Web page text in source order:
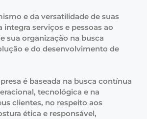
e da versatilidade de suas
integra serviços e pessoas ao
sua organização na busca
e do desenvolvimento de
é baseada na busca contínua
tecnológica e na
clientes, no respeito aos
ética e responsável,